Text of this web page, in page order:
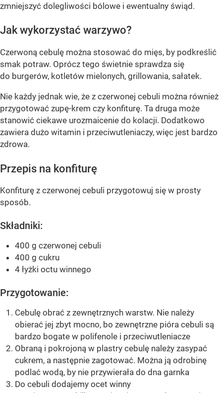
zmniejszyć dolegliwości bólowe i ewentualny świąd.
Jak wykorzystać warzywo?
Czerwoną cebulę można stosować do mięs, by podkreślić
smak potraw. Oprócz tego świetnie sprawdza się
do burgerów, kotletów mielonych, grillowania, sałatek.
Nie każdy jednak wie, że z czerwonej cebuli można również
przygotować zupę-krem czy konfiturę. Ta druga może
stanowić ciekawe urozmaicenie do kolacji. Dodatkowo
zawiera dużo witamin i przeciwutleniaczy, więc jest bardzo
zdrowa.
Przepis na konfiturę
Konfiturę z czerwonej cebuli przygotowuj się w prosty
sposób.
Składniki:
400 g czerwonej cebuli
400 g cukru
4 łyżki octu winnego
Przygotowanie:
Cebulę obrać z zewnętrznych warstw. Nie należy
obierać jej zbyt mocno, bo zewnętrzne pióra cebuli są
bardzo bogate w polifenole i przeciwutleniacze
Obraną i pokrojoną w plastry cebulę należy zasypać
cukrem, a następnie zagotować. Można ją odrobinę
podlać wodą, by nie przywierała do dna garnka
Do cebuli dodajemy ocet winny